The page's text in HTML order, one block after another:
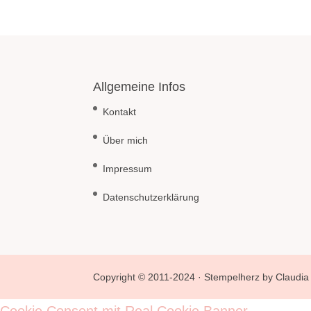
Allgemeine Infos
Kontakt
Über mich
Impressum
Datenschutzerklärung
Copyright © 2011-2024 · Stempelherz by